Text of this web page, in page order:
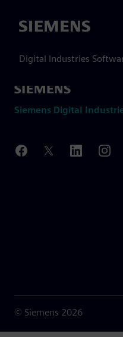
Siemens
Digital Industries
Siemens Digital
© Siemens 2026